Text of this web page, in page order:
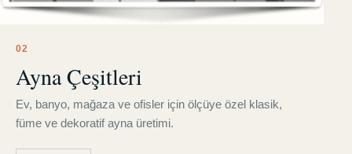
02
Ayna Çeşitleri
Ev, banyo, mağaza ve ofisler için ölçüye özel klasik,
füme ve dekoratif ayna üretimi.